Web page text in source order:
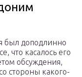
был доподлинно
что касалось его
обсуждения,
стороны какого-